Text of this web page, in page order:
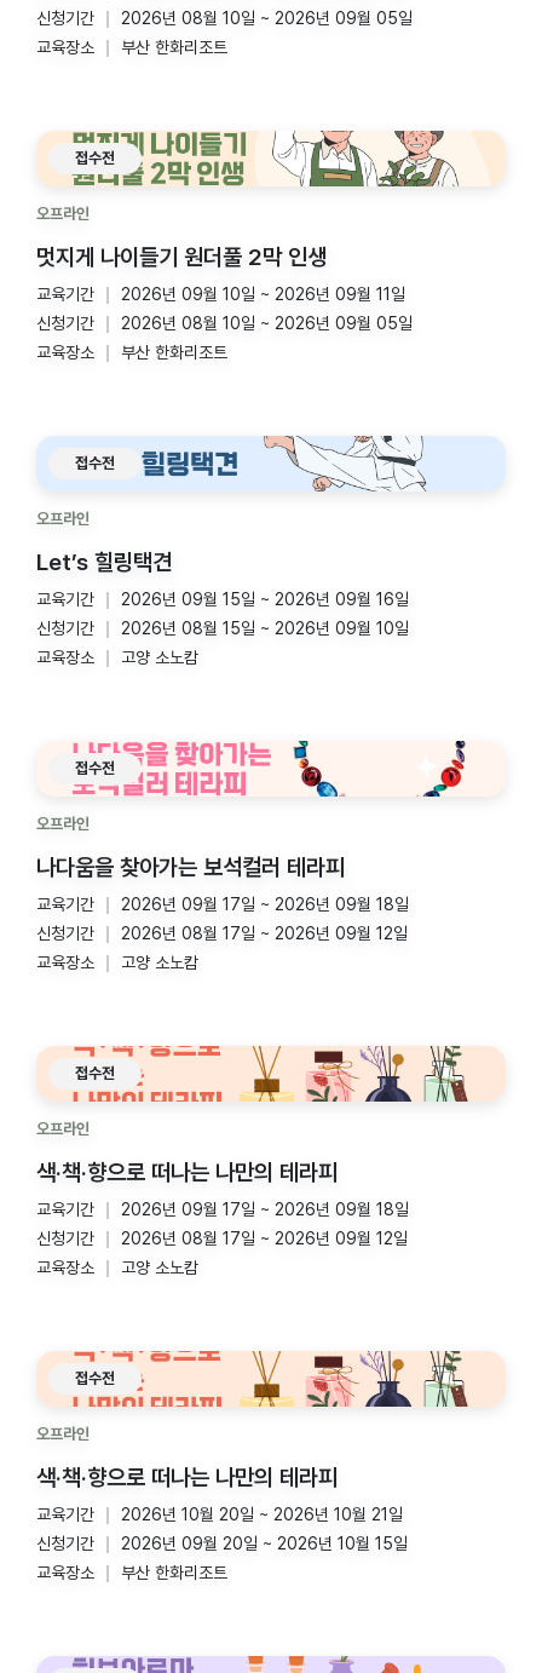
신청기간
2026년 08월 10일 ~ 2026년 09월 05일
교육장소
부산 한화리조트
접수전
오프라인
멋지게 나이들기 원더풀 2막 인생
교육기간
2026년 09월 10일 ~ 2026년 09월 11일
신청기간
2026년 08월 10일 ~ 2026년 09월 05일
교육장소
부산 한화리조트
접수전
오프라인
Let’s 힐링택견
교육기간
2026년 09월 15일 ~ 2026년 09월 16일
신청기간
2026년 08월 15일 ~ 2026년 09월 10일
교육장소
고양 소노캄
접수전
오프라인
나다움을 찾아가는 보석컬러 테라피
교육기간
2026년 09월 17일 ~ 2026년 09월 18일
신청기간
2026년 08월 17일 ~ 2026년 09월 12일
교육장소
고양 소노캄
접수전
오프라인
색·책·향으로 떠나는 나만의 테라피
교육기간
2026년 09월 17일 ~ 2026년 09월 18일
신청기간
2026년 08월 17일 ~ 2026년 09월 12일
교육장소
고양 소노캄
접수전
오프라인
색·책·향으로 떠나는 나만의 테라피
교육기간
2026년 10월 20일 ~ 2026년 10월 21일
신청기간
2026년 09월 20일 ~ 2026년 10월 15일
교육장소
부산 한화리조트